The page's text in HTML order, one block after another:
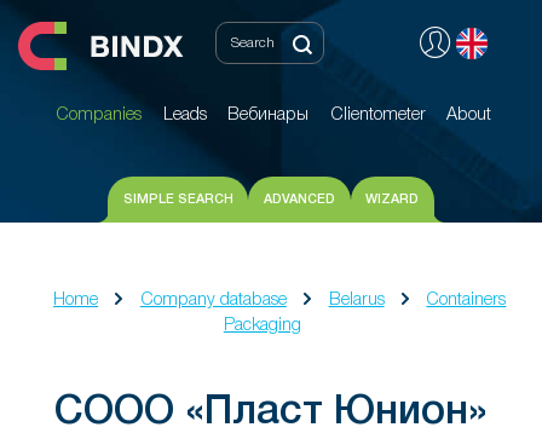
Companies Leads Вебинары Clientometer About
Companies Leads Вебинары Clientometer About
SIMPLE SEARCH ADVANCED WIZARD
Home Company database Belarus
Containers
Packaging
СООО «Пласт Юнион»